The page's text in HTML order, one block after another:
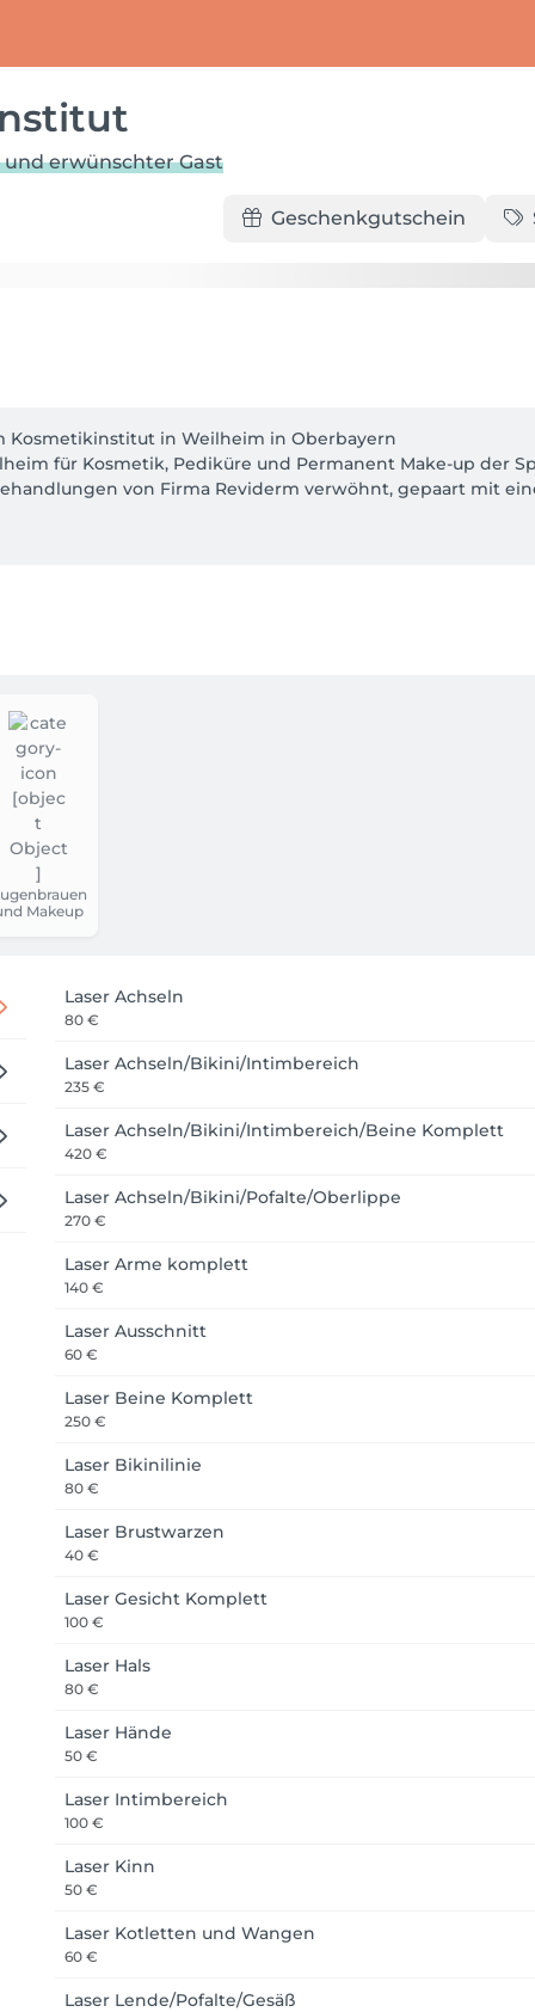
erwünschter Gast
Geschenkgutschein
Kosmetikinstitut in Weilheim in Oberbayern
für Kosmetik, Pediküre und Permanent Make-up der
von Firma Reviderm verwöhnt, gepaart mit
ausgestattet, die Ihnen die optimale
sorgen für optimale Behandlungserfolge und
begrüßen zu dürfen!
Makeup
Laser Achseln
80 €
Laser Achseln/Bikini/Intimbereich
235 €
Laser Achseln/Bikini/Intimbereich/Beine Komplett
420 €
Laser Achseln/Bikini/Pofalte/Oberlippe
270 €
Laser Arme komplett
140 €
Laser Ausschnitt
60 €
Laser Beine Komplett
250 €
Laser Bikinilinie
80 €
Laser Brustwarzen
40 €
Laser Gesicht Komplett
100 €
Laser Hals
80 €
Laser Hände
50 €
Laser Intimbereich
100 €
Laser Kinn
50 €
Laser Kotletten und Wangen
60 €
Laser Lende/Pofalte/Gesäß